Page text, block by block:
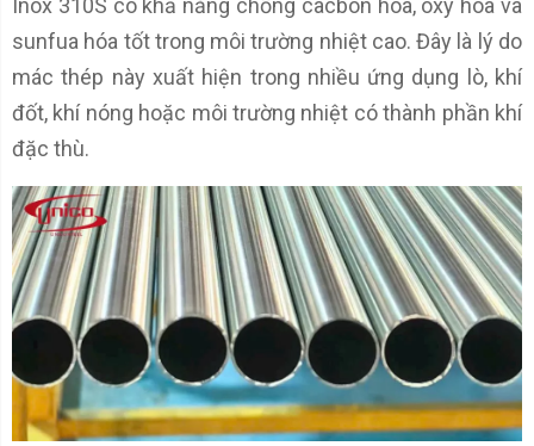
Inox 310S có khả năng chống cacbon hóa, oxy hóa và
sunfua hóa tốt trong môi trường nhiệt cao. Đây là lý do
mác thép này xuất hiện trong nhiều ứng dụng lò, khí
đốt, khí nóng hoặc môi trường nhiệt có thành phần khí
đặc thù.